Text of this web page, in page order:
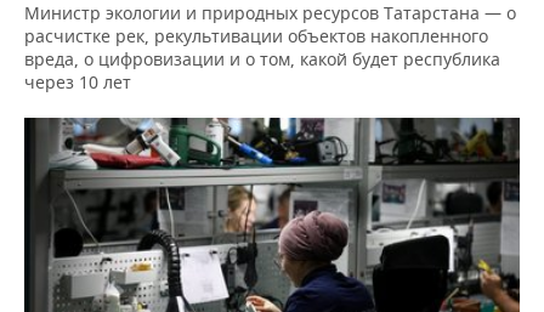
Министр экологии и природных ресурсов Татарстана — о
расчистке рек, рекультивации объектов накопленного
вреда, о цифровизации и о том, какой будет республика
через 10 лет